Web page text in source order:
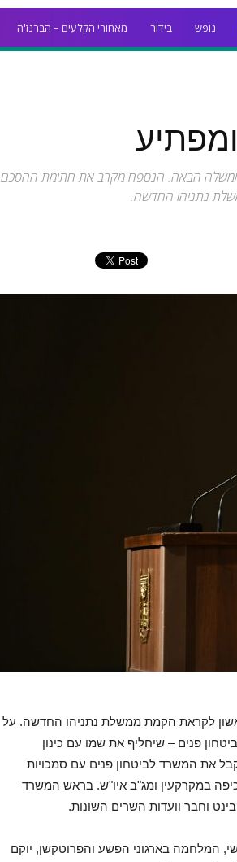
נופש בידור מאחורי הקלעים – הברנז'ה
בממשלה הבאה. הנספח מקרב את חתימת ההסכם
נתניהו החדשה.
ראשון לקראת הקמת ממשלת נתניהו החדשה. על
פנים – שיחליף את שמו עם כינון
את המשרד לביטחון פנים עם סמכויות
במקרקעין ומג"ב איו"ש. בראש המשרד
וחבר וועדות השרים השונות.
המלחמה בארגוני הפשע והפרוטקשן, יוקם